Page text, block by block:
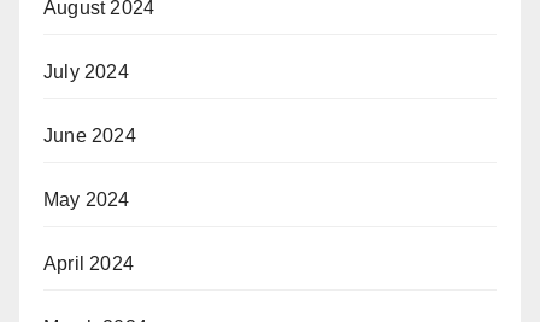
August 2024
July 2024
June 2024
May 2024
April 2024